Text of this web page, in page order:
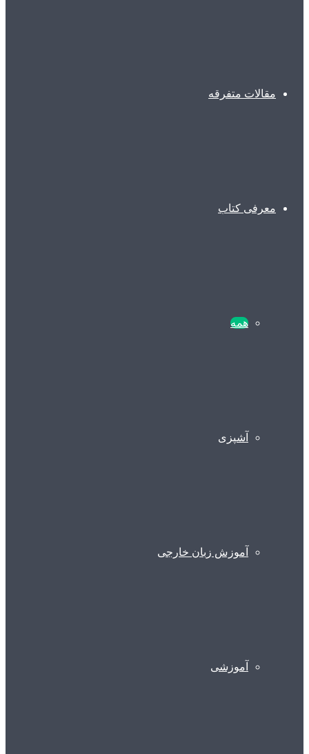
مقالات متفرقه
معرفی کتاب
همه
آشپزی
آموزش زبان خارجی
آموزشی